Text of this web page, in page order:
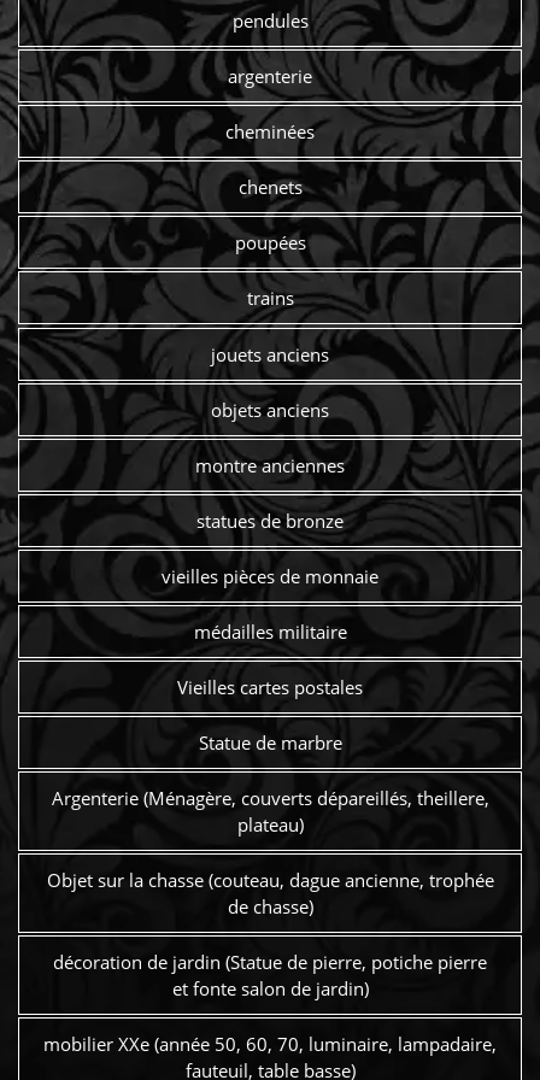
pendules
argenterie
cheminées
chenets
poupées
trains
jouets anciens
objets anciens
montre anciennes
statues de bronze
vieilles pièces de monnaie
médailles militaire
Vieilles cartes postales
Statue de marbre
Argenterie (Ménagère, couverts dépareillés, theillere,
plateau)
Objet sur la chasse (couteau, dague ancienne, trophée
de chasse)
décoration de jardin (Statue de pierre, potiche pierre
et fonte salon de jardin)
mobilier XXe (année 50, 60, 70, luminaire, lampadaire,
fauteuil, table basse)